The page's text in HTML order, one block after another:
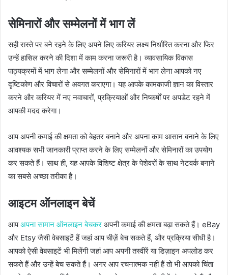
सेमिनारों और सम्मेलनों में भाग लें
सही रास्ते पर बने रहने के लिए अपने लिए करियर लक्ष्य निर्धारित करना और फिर
उन्हें हासिल करने की दिशा में काम करना जरूरी है। व्यावसायिक विकास
पाठ्यक्रमों में भाग लेना और सम्मेलनों और सेमिनारों में भाग लेना आपको नए
दृष्टिकोण और विचारों से अवगत कराएगा। यह आपके कामकाजी ज्ञान का विस्तार
करने और करियर में नए नवाचारों, प्रक्रियाओं और निष्कर्षों पर अपडेट रहने में
आपकी मदद करेगा।
आप अपनी कमाई की क्षमता को बेहतर बनाने और अपना काम आसान बनाने के लिए
आवश्यक सभी जानकारी प्राप्त करने के लिए सम्मेलनों और सेमिनारों का उपयोग
कर सकते हैं। साथ ही, यह आपके विशिष्ट क्षेत्र के पेशेवरों के साथ नेटवर्क बनाने
का सबसे अच्छा तरीका है।
आइटम ऑनलाइन बेचें
आपअपना सामान ऑनलाइन बेचकर अपनी कमाई की क्षमता बढ़ा सकते हैं। eBay
और Etsy जैसी वेबसाइटें हैं जहां आप चीज़ें बेच सकते हैं, और प्रक्रिया सीधी है।
आपको ऐसी वेबसाइटें भी मिलेंगी जहां आप अपनी तस्वीरें या डिज़ाइन अपलोड कर
सकते हैं और उन्हें बेच सकते हैं। अगर आप रचनात्मक नहीं हैं तो भी आपको चिंता